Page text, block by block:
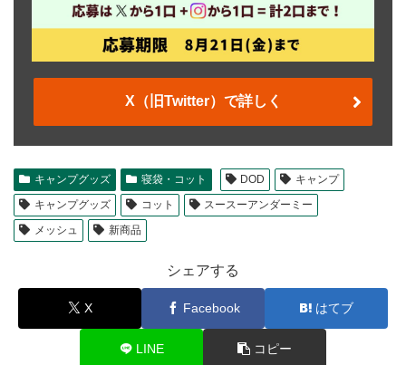
X（旧Twitter）で詳しく
キャンプグッズ 寝袋・コット DOD
キャンプ
キャンプグッズ
コット
スースーアンダーミー
メッシュ
新商品
シェアする
X Facebook はてブ
LINE コピー